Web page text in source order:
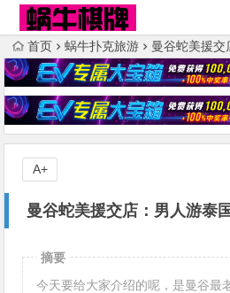
首页 蜗牛扑克旅游 曼谷蛇美援交
曼谷蛇美援交店：男人游泰
A+
摘要
今天要给大家介绍的呢，是曼谷最